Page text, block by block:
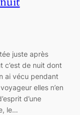
juste après
c’est de nuit dont
ai vécu pendant
elles n’en
d’une
le…